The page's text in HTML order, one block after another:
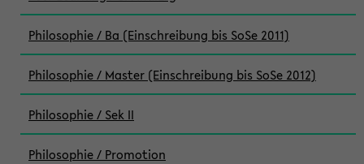
Philosophie / Ba (Einschreibung bis SoSe 2011)
Philosophie / Master (Einschreibung bis SoSe 2012)
Philosophie / Sek II
Philosophie / Promotion